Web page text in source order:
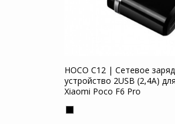
HOCO C12 | Сетевое
устройство 2USB (2,4А) для
Xiaomi Poco F6 Pro